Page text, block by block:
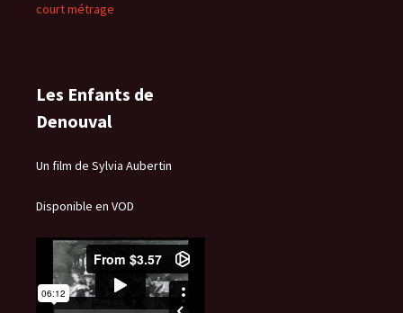
court métrage
Les Enfants de
Denouval
Un film de Sylvia Aubertin
Disponible en VOD